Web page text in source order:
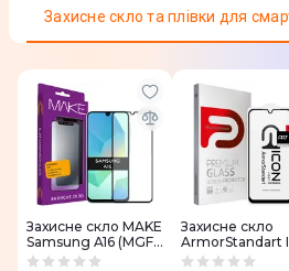
Колір
Особливості
Вільний доступ до кнопок і портів;
відколів і потертостей
Юридична інформація
Товар може відрізнятись від
характеристики та комплектація
Захисне скло та плівки для
Захисне скло MAKE
Samsung A16 (MGF-
SA16)
Захисне скло
ArmorStandart
для Samsung